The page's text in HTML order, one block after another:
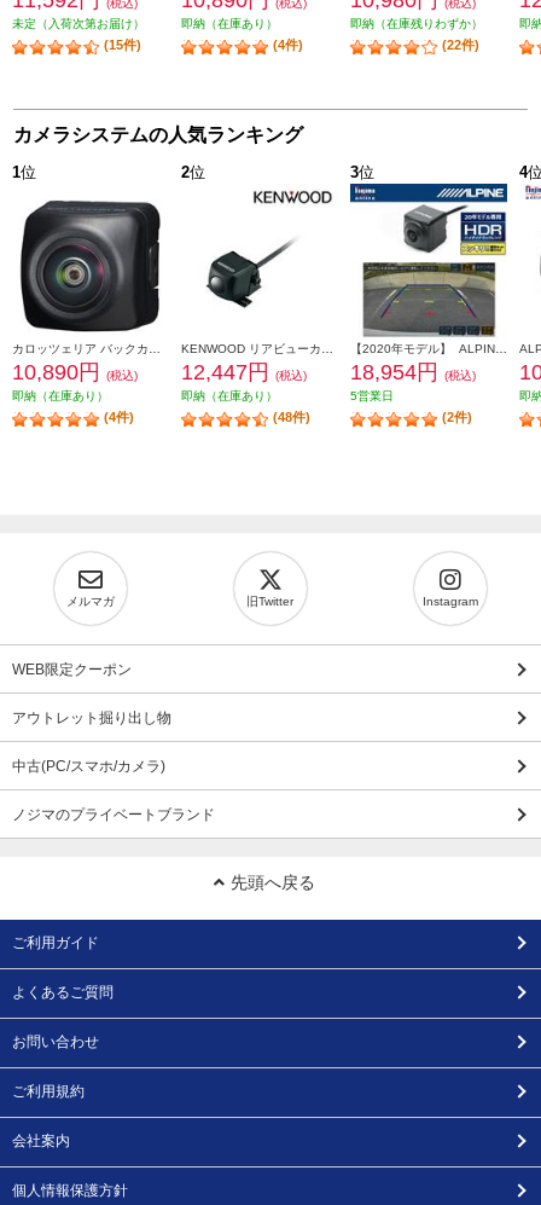
(税込)
未定（入荷次第お届け）
(15件)
(税込)
即納（在庫あり）
(4件)
(税込)
即納（在庫残りわずか）
(22件)
即
カメラシステムの人気ランキング
1位
10,890円
(税込)
即納（在庫あり）
(4件)
2位
12,447円
(税込)
即納（在庫あり）
(48件)
3位
18,954円
(税込)
5営業日
(2件)
4
即
メルマガ 旧Twitter Instagram
WEB限定クーポン
アウトレット掘り出し物
中古(PC/スマホ/カメラ)
ノジマのプライベートブランド
先頭へ戻る
ご利用ガイド
よくあるご質問
お問い合わせ
ご利用規約
会社案内
個人情報保護方針